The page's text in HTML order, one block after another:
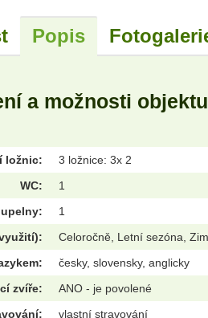
Popis
a možnosti objektu
ložnic:
3 ložnice: 3x 2
WC:
1
1
Celoročně, Letní sezóna,
česky, slovensky, anglicky
zvíře:
ANO - je povolené
vlastní stravování